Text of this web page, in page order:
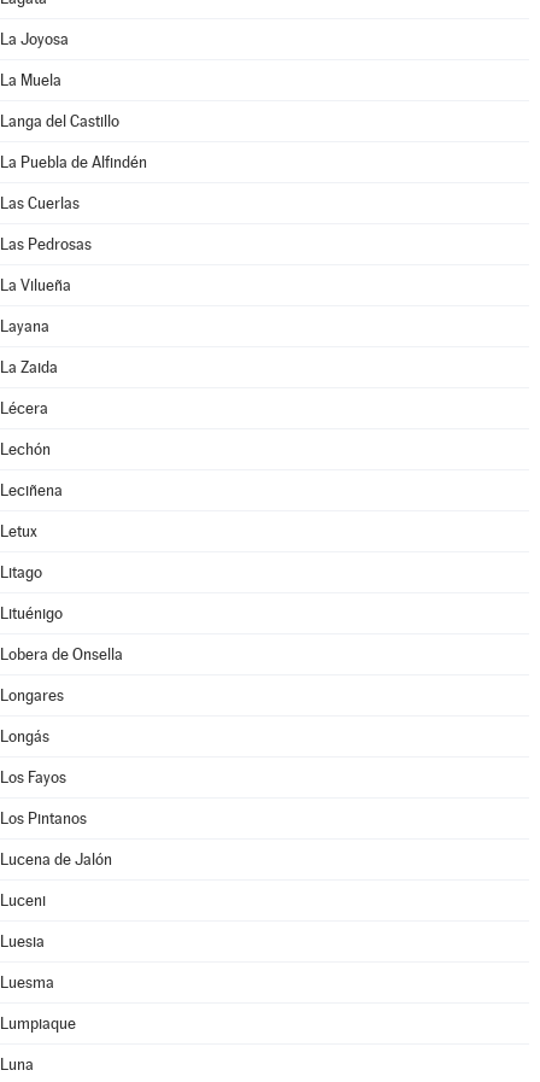
La Joyosa
La Muela
Langa del Castillo
La Puebla de Alfindén
Las Cuerlas
Las Pedrosas
La Vilueña
Layana
La Zaida
Lécera
Lechón
Leciñena
Letux
Litago
Lituénigo
Lobera de Onsella
Longares
Longás
Los Fayos
Los Pintanos
Lucena de Jalón
Luceni
Luesia
Luesma
Lumpiaque
Luna